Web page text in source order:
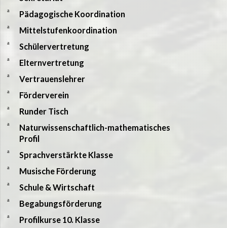
a Pädagogische Koordination
a Mittelstufenkoordination
a Schülervertretung
a Elternvertretung
a Vertrauenslehrer
a Förderverein
a Runder Tisch
a
Naturwissenschaftlich-mathematisches
Profil
a Sprachverstärkte Klasse
a Musische Förderung
a Schule & Wirtschaft
a Begabungsförderung
a Profilkurse 10. Klasse